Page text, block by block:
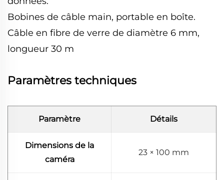
Bobines de câble main, portable en boîte.
Câble en fibre de verre de diamètre 6 mm,
longueur 30 m
Paramètres techniques
Paramètre Détails
Dimensions de la
caméra
23 × 100 mm